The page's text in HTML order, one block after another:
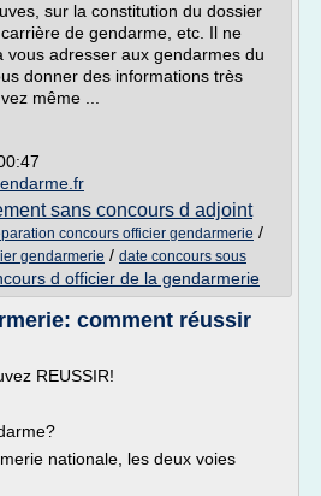
sur la constitution du dossier
de gendarme, etc. Il ne
vous adresser aux gendarmes du
donner des informations très
même ...
sans concours d adjoint
concours officier gendarmerie /
gendarmerie / date concours sous
d officier de la gendarmerie
comment réussir
REUSSIR!
nationale, les deux voies